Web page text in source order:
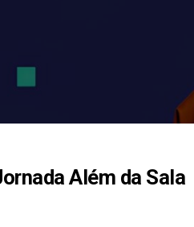
Além da Sala